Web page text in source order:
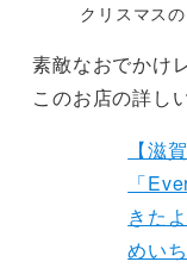
クリスマス
素敵なおでかけ
このお店の詳し
【滋
「
きた
めい